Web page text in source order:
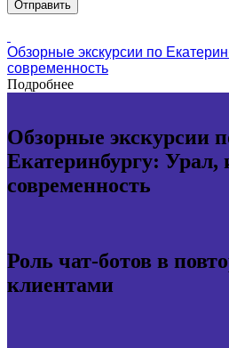
Обзорные экскурсии по
современность
Подробнее
Обзорные экскурсии
Екатеринбургу: Урал,
современность
Роль чат-ботов в
клиентами